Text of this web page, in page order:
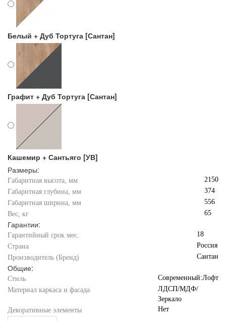
Белый + Дуб Тортуга [Сантан]
Графит + Дуб Тортуга [Сантан]
Кашемир + Сантьяго [УВ]
Размеры:
Габаритная высота, мм
2150
Габаритная глубина, мм
374
Габаритная ширина, мм
556
Вес, кг
65
Гарантии:
Гарантийный срок мес.
18
Страна
Россия
Производитель (Бренд)
Сантан
Общие:
Стиль
Современный:Лофт
Материал каркаса и фасада
ЛДСП/МДФ/
Зеркало
Декоративные элементы
Нет